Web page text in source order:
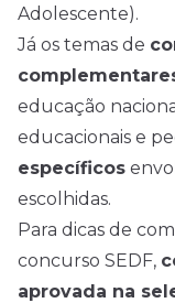
Adolescente).
Já os temas de
educação
educacionais e
específicos
escolhidas.
Para dicas de
concurso SEDF,
aprovada na